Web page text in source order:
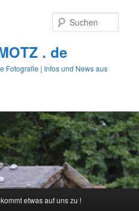
. de
Fotografie | Infos und News aus
etwas auf uns zu !